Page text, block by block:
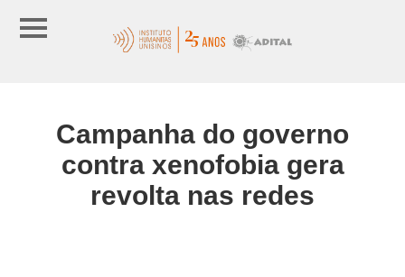
Campanha do governo
contra xenofobia gera
revolta nas redes